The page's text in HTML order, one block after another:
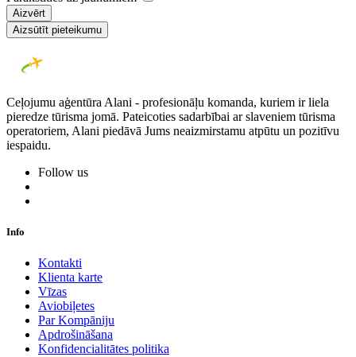
Aizvērt
Aizsūtīt pieteikumu
Ceļojumu aģentūra Alani - profesionāļu komanda, kuriem ir liela
pieredze tūrisma jomā. Pateicoties sadarbībai ar slaveniem tūrisma
operatoriem, Alani piedāvā Jums neaizmirstamu atpūtu un pozitīvu
iespaidu.
Follow us
Info
Kontakti
Klienta karte
Vīzas
Aviobiļetes
Par Kompāniju
Apdrošināšana
Konfidencialitātes politika